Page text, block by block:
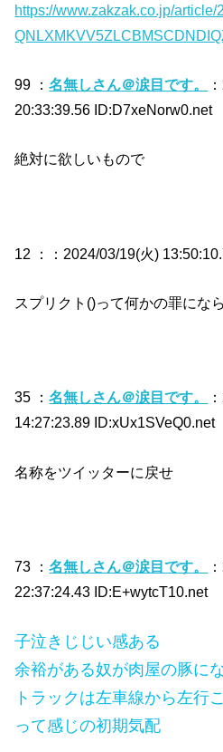
https://www.zakzak.co.jp/article/
99 ：名無しさん＠涙目です。
20:33:39.56 ID:D7xeNorw0.net
絶対に欲しいもので
12 ： ：2024/03/19(火)
スプリクト()って何かの罪にな
35 ：名無しさん＠涙目です。
14:27:23.89 ID:xUx1SVeQ0.net
名称をツイッターに戻せ
73 ：名無しさん＠涙目です。
22:37:24.43 ID:E+wytcT10.net
子泣きじじい感ある
余裕がある奴が肉屋の豚に
トラックは左車線から左行
って感じの初期気配